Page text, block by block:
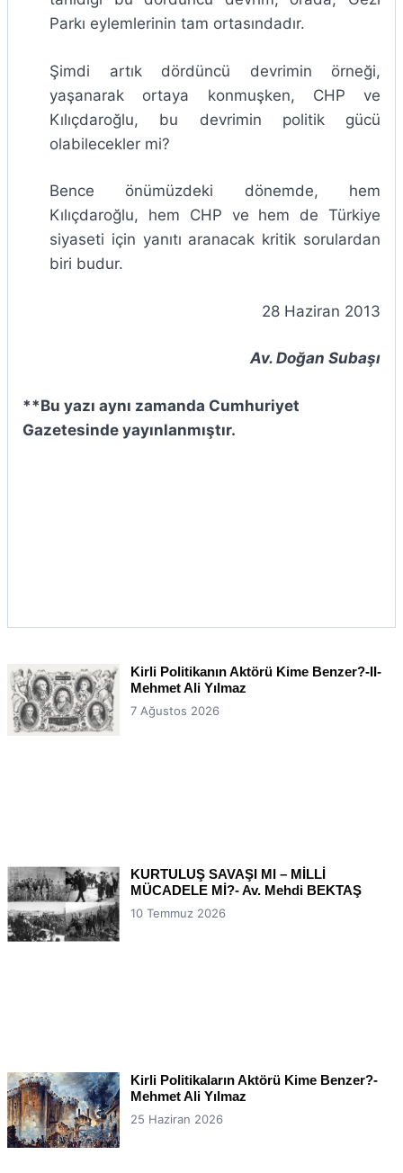
Parkı eylemlerinin tam ortasındadır.
Şimdi artık dördüncü devrimin örneği,
yaşanarak ortaya konmuşken, CHP ve
Kılıçdaroğlu, bu devrimin politik gücü
olabilecekler mi?
Bence önümüzdeki dönemde, hem
Kılıçdaroğlu, hem CHP ve hem de Türkiye
siyaseti için yanıtı aranacak kritik sorulardan
biri budur.
28 Haziran 2013
Av. Doğan Subaşı
**Bu yazı aynı zamanda Cumhuriyet
Gazetesinde yayınlanmıştır.
Kirli Politikanın Aktörü Kime Benzer?-II-
Mehmet Ali Yılmaz
7 Ağustos 2026
KURTULUŞ SAVAŞI MI – MİLLİ
MÜCADELE Mİ?- Av. Mehdi BEKTAŞ
10 Temmuz 2026
Kirli Politikaların Aktörü Kime Benzer?-
Mehmet Ali Yılmaz
25 Haziran 2026